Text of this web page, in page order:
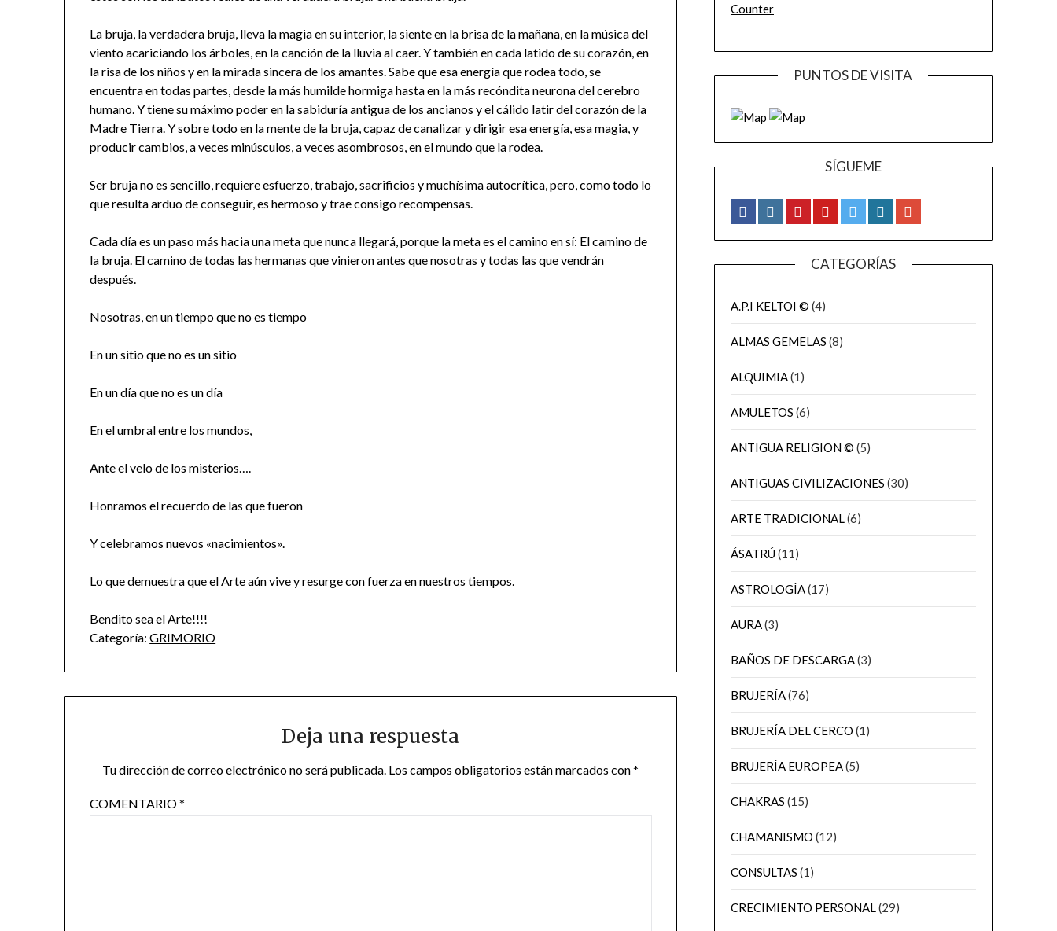
La bruja, la verdadera bruja, lleva la magia en su interior, la siente en la brisa de la mañana, en la música del
viento acariciando los árboles, en la canción de la lluvia al caer. Y también en cada latido de su corazón, en
la risa de los niños y en la mirada sincera de los amantes. Sabe que esa energía que rodea todo, se
encuentra en todas partes, desde la más humilde hormiga hasta en la más recóndita neurona del cerebro
humano. Y tiene su máximo poder en la sabiduría antigua de los ancianos y el cálido latir del corazón de la
Madre Tierra. Y sobre todo en la mente de la bruja, capaz de canalizar y dirigir esa energía, esa magia, y
producir cambios, a veces minúsculos, a veces asombrosos, en el mundo que la rodea.
Ser bruja no es sencillo, requiere esfuerzo, trabajo, sacrificios y muchísima autocrítica, pero, como todo lo
que resulta arduo de conseguir, es hermoso y trae consigo recompensas.
Cada día es un paso más hacia una meta que nunca llegará, porque la meta es el camino en sí: El camino de
la bruja. El camino de todas las hermanas que vinieron antes que nosotras y todas las que vendrán
después.
Nosotras, en un tiempo que no es tiempo
En un sitio que no es un sitio
En un día que no es un día
En el umbral entre los mundos,
Ante el velo de los misterios….
Honramos el recuerdo de las que fueron
Y celebramos nuevos «nacimientos».
Lo que demuestra que el Arte aún vive y resurge con fuerza en nuestros tiempos.
Bendito sea el Arte!!!!
Categoría: GRIMORIO
Deja una respuesta
Tu dirección de correo electrónico no será publicada. Los campos obligatorios están marcados con*
COMENTARIO*
Counter
PUNTOS DE VISITA
SÍGUEME
CATEGORÍAS
A.P.I KELTOI © (4)
ALMAS GEMELAS (8)
ALQUIMIA(1)
AMULETOS (6)
ANTIGUA RELIGION © (5)
ANTIGUAS CIVILIZACIONES (30)
ARTE TRADICIONAL(6)
ÁSATRÚ(11)
ASTROLOGÍA(17)
AURA(3)
BAÑOS DE DESCARGA(3)
BRUJERÍA(76)
BRUJERÍA DEL CERCO (1)
BRUJERÍA EUROPEA(5)
CHAKRAS (15)
CHAMANISMO (12)
CONSULTAS (1)
CRECIMIENTO PERSONAL(29)